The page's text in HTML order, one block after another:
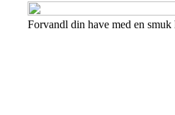
Forvandl din have med en